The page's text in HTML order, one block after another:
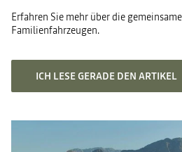
Erfahren Sie mehr über die
Familienfahrzeugen.
ICH LESE GERADE DEN ARTIKEL